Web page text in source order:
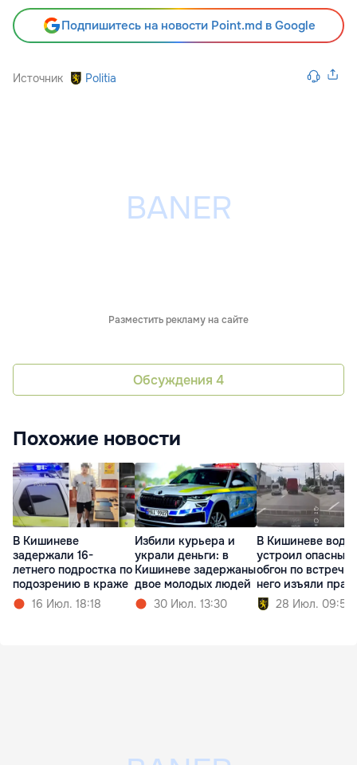
Подпишитесь на новости Point.md в Google
Источник Politia
Разместить рекламу на сайте
Обсуждения 4
Похожие новости
В Кишиневе
задержали 16-
летнего подростка по
подозрению в краже
16 Июл. 18:18
Избили курьера и
украли деньги: в
Кишиневе задержаны
двое молодых людей
30 Июл. 13:30
В Кишиневе
устроил опасный
обгон по
него изъяли
28 Июл. 09:59